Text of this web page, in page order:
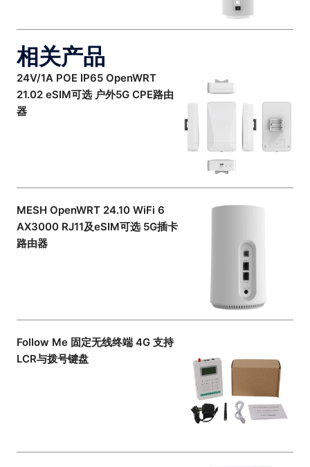
相关产品
24V/1A POE IP65 OpenWRT
21.02 eSIM可选 户外5G CPE路由
器
MESH OpenWRT 24.10 WiFi 6
AX3000 RJ11及eSIM可选 5G插卡
路由器
Follow Me 固定无线终端 4G 支持
LCR与拨号键盘